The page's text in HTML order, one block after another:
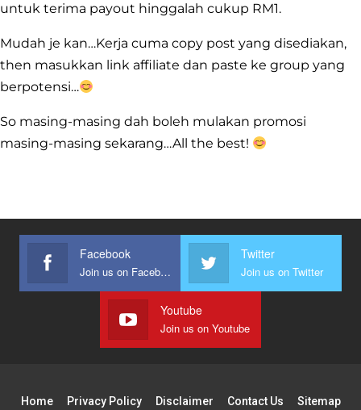
untuk terima payout hinggalah cukup RM1.
Mudah je kan…Kerja cuma copy post yang disediakan,
then masukkan link affiliate dan paste ke group yang
berpotensi…
So masing-masing dah boleh mulakan promosi
masing-masing sekarang…All the best!
Facebook
Join us on Facebook
Twitter
Join us on Twitter
Youtube
Join us on Youtube
Home Privacy Policy Disclaimer Contact Us Sitemap